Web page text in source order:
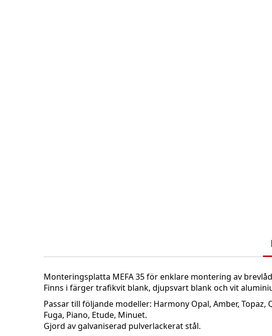
Monteringsplatta MEFA 35 för enklare montering av
Finns i färger trafikvit blank, djupsvart blank och vit
Passar till följande modeller: Harmony Opal, Amber, Topaz,
Fuga, Piano, Etude, Minuet.
Gjord av galvaniserad pulverlackerat stål.